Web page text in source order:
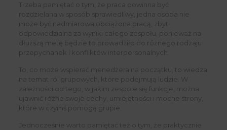
Trzeba pamiętać o tym, że praca powinna być
rozdzielana w sposób sprawiedliwy, jedna osoba nie
może być nadmiarowa obciążona pracą, zbyt
odpowiedzialna za wyniki całego zespołu, ponieważ na
dłuższą metę będzie to prowadziło do różnego rodzaju
przepychanek i konfliktów interpersonalnych.
To, co może wspierać menedżera na początku, to wiedza
na temat ról grupowych, które podejmują ludzie. W
zależności od tego, w jakim zespole się funkcje, można
ujawnić różne swoje cechy, umiejętności i mocne strony,
które w czymś pomogą grupie.
Jednocześnie warto pamiętać też o tym, że praktycznie